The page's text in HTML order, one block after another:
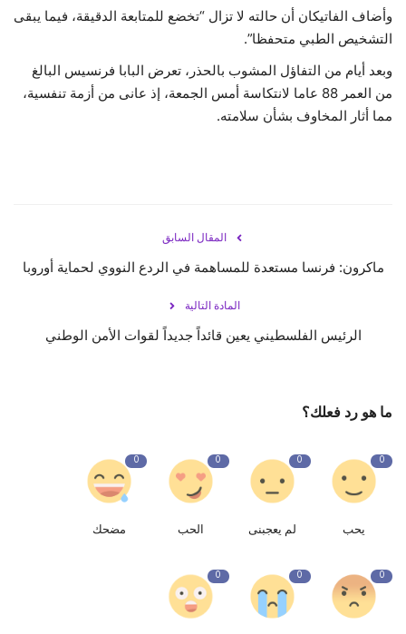
وأضاف الفاتيكان أن حالته لا تزال “تخضع للمتابعة الدقيقة، فيما يبقى
التشخيص الطبي متحفظا”.
وبعد أيام من التفاؤل المشوب بالحذر، تعرض البابا فرنسيس البالغ
من العمر 88 عاما لانتكاسة أمس الجمعة، إذ عانى من أزمة تنفسية،
مما أثار المخاوف بشأن سلامته.
المقال السابق
ماكرون: فرنسا مستعدة للمساهمة في الردع النووي لحماية أوروبا
المادة التالية
الرئيس الفلسطيني يعين قائداً جديداً لقوات الأمن الوطني
ما هو رد فعلك؟
0
يحب
0
لم يعجبنى
0
الحب
0
مضحك
0
0
0